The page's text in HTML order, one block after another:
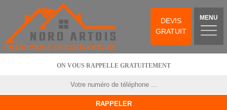
DEVIS
GRATUIT
MENU
ON VOUS RAPPELLE GRATUITEMENT